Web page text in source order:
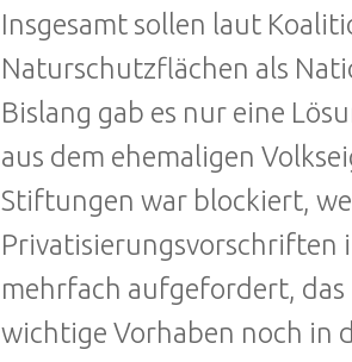
Insgesamt sollen laut
Naturschutzflächen als
Bislang gab es nur eine
aus dem ehemaligen
Stiftungen war blockiert,
Privatisierungsvorschriften
mehrfach aufgefordert,
wichtige Vorhaben noch in